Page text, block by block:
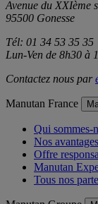
Avenue du XXIème
95500 Gonesse
Tél: 01 34 53 35 35
Lun-Ven de 8h30 à
Contactez nous par
Manutan France
Qui sommes-
Nos avantages
Offre
Manutan
Tous nos